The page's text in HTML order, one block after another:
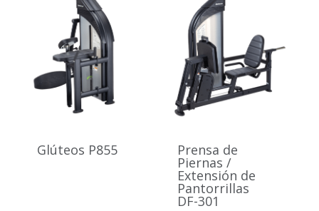
Glúteos P855 Prensa de
Piernas /
Extensión de
Pantorrillas
DF-301